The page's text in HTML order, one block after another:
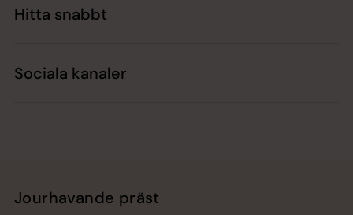
Hitta snabbt
Sociala kanaler
Jourhavande präst